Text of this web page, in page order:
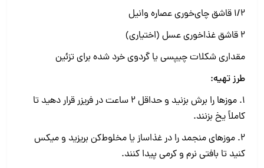
۱/۲ قاشق چای‌خوری عصاره وانیل
۲ قاشق غذاخوری عسل (اختیاری)
مقداری شکلات چیپسی یا گردوی خرد شده برای تزئین
طرز تهیه:
1. موزها را برش بزنید و حداقل ۲ ساعت در فریزر قرار دهید تا
کاملاً یخ بزنند.
2. موزهای منجمد را در غذاساز یا مخلوط‌کن بریزید و میکس
کنید تا بافتی نرم و کرمی پیدا کنند.